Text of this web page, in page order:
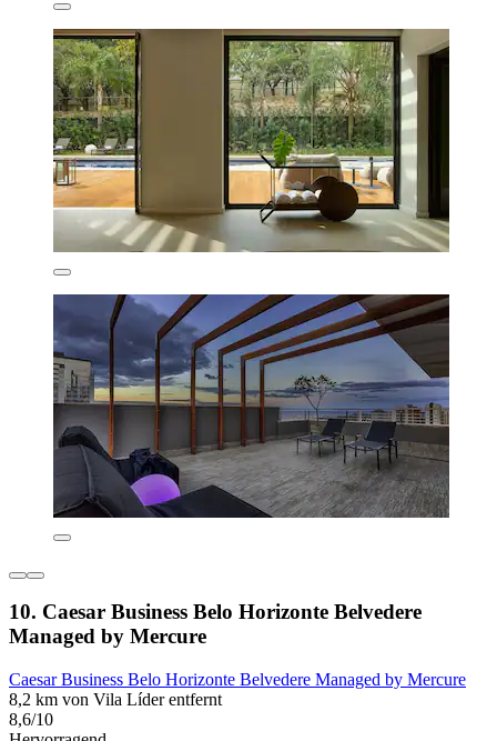
10. Caesar Business Belo Horizonte Belvedere
Managed by Mercure
Caesar Business Belo Horizonte Belvedere Managed by Mercure
8,2 km von Vila Líder entfernt
8,6/10